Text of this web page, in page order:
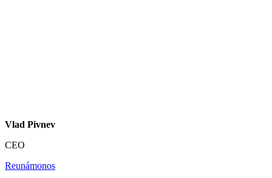
Vlad Pivnev
CEO
Reunámonos